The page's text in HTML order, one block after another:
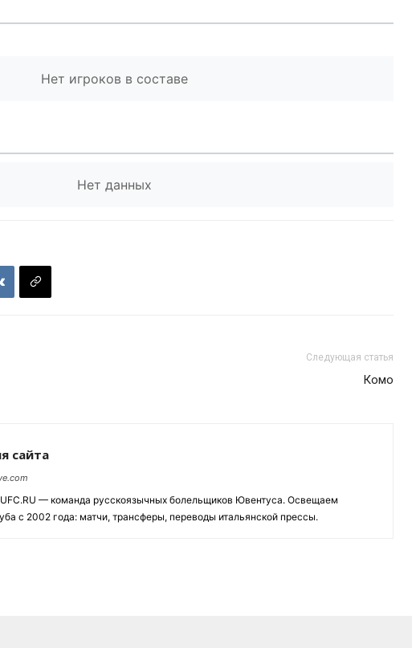
Нет игроков в составе
Нет данных
Следующая статья
Комо
сайта
— команда русскоязычных болельщиков Ювентуса. Освещаем
с 2002 года: матчи, трансферы, переводы итальянской прессы.